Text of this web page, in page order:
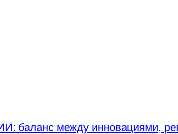
баланс между инновациями,